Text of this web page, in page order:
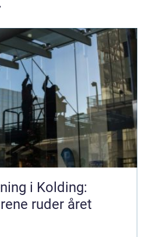
i Kolding:
ruder året